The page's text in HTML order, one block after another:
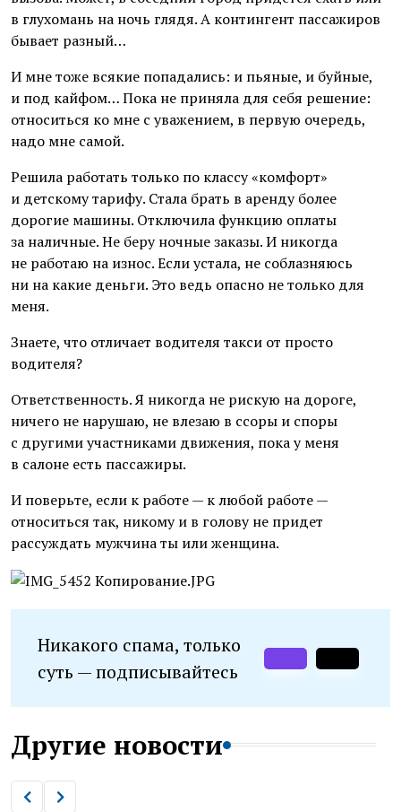
в глухомань на ночь глядя. А контингент пассажиров
бывает разный…
И мне тоже всякие попадались: и пьяные, и буйные,
и под кайфом… Пока не приняла для себя решение:
относиться ко мне с уважением, в первую очередь,
надо мне самой.
Решила работать только по классу «комфорт»
и детскому тарифу. Стала брать в аренду более
дорогие машины. Отключила функцию оплаты
за наличные. Не беру ночные заказы. И никогда
не работаю на износ. Если устала, не соблазняюсь
ни на какие деньги. Это ведь опасно не только для
меня.
Знаете, что отличает водителя такси от просто
водителя?
Ответственность. Я никогда не рискую на дороге,
ничего не нарушаю, не влезаю в ссоры и споры
с другими участниками движения, пока у меня
в салоне есть пассажиры.
И поверьте, если к работе — к любой работе —
относиться так, никому и в голову не придет
рассуждать мужчина ты или женщина.
Никакого спама, только
суть — подписывайтесь
Другие новости